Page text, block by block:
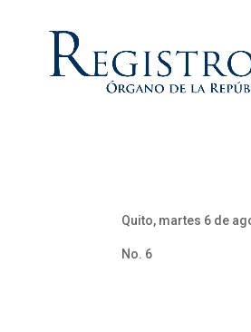
Quito, martes 6 de
No. 6